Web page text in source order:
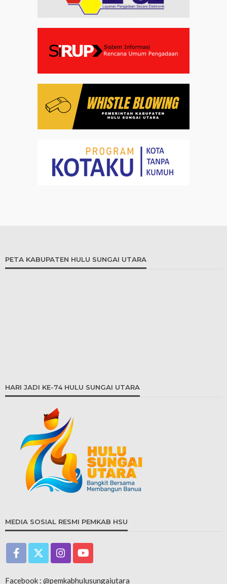
PETA KABUPATEN HULU SUNGAI UTARA
HARI JADI KE-74 HULU SUNGAI UTARA
MEDIA SOSIAL RESMI PEMKAB HSU
Facebook : @pemkabhulusungaiutara